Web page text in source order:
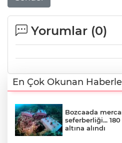
Yorumlar (0)
En Çok Okunan
Bozcaada
seferberliği...
altına alındı